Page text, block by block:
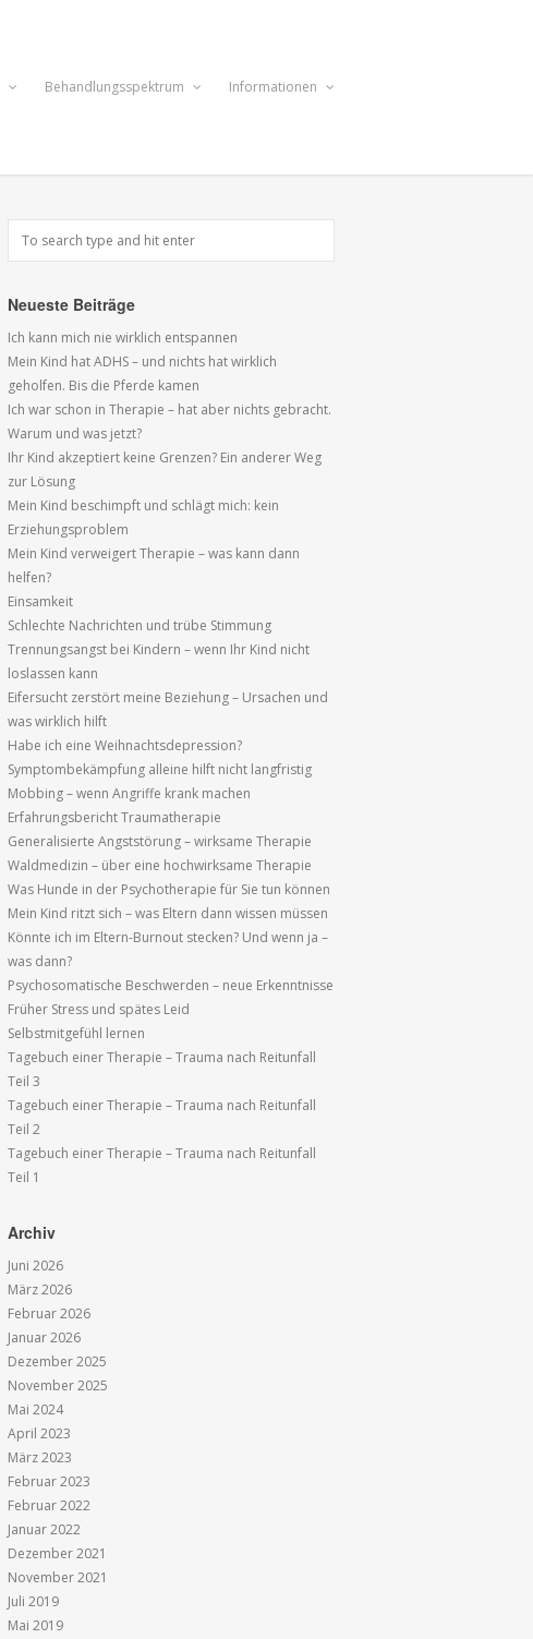
Behandlungsspektrum Informationen
Neueste Beiträge
Ich kann mich nie wirklich entspannen
Mein Kind hat ADHS – und nichts hat wirklich
geholfen. Bis die Pferde kamen
Ich war schon in Therapie – hat aber nichts gebracht.
Warum und was jetzt?
Ihr Kind akzeptiert keine Grenzen? Ein anderer Weg
zur Lösung
Mein Kind beschimpft und schlägt mich: kein
Erziehungsproblem
Mein Kind verweigert Therapie – was kann dann
helfen?
Einsamkeit
Schlechte Nachrichten und trübe Stimmung
Trennungsangst bei Kindern – wenn Ihr Kind nicht
loslassen kann
Eifersucht zerstört meine Beziehung – Ursachen und
was wirklich hilft
Habe ich eine Weihnachtsdepression?
Symptombekämpfung alleine hilft nicht langfristig
Mobbing – wenn Angriffe krank machen
Erfahrungsbericht Traumatherapie
Generalisierte Angststörung – wirksame Therapie
Waldmedizin – über eine hochwirksame Therapie
Was Hunde in der Psychotherapie für Sie tun können
Mein Kind ritzt sich – was Eltern dann wissen müssen
Könnte ich im Eltern-Burnout stecken? Und wenn ja –
was dann?
Psychosomatische Beschwerden – neue Erkenntnisse
Früher Stress und spätes Leid
Selbstmitgefühl lernen
Tagebuch einer Therapie – Trauma nach Reitunfall
Teil 3
Tagebuch einer Therapie – Trauma nach Reitunfall
Teil 2
Tagebuch einer Therapie – Trauma nach Reitunfall
Teil 1
Archiv
Juni 2026
März 2026
Februar 2026
Januar 2026
Dezember 2025
November 2025
Mai 2024
April 2023
März 2023
Februar 2023
Februar 2022
Januar 2022
Dezember 2021
November 2021
Juli 2019
Mai 2019